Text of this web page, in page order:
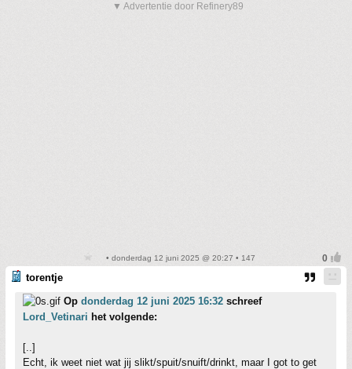
▼ Advertentie door Refinery89
• donderdag 12 juni 2025 @ 20:27 • 147
torentje
Op donderdag 12 juni 2025 16:32 schreef
Lord_Vetinari het volgende:
[..]
Echt, ik weet niet wat jij slikt/spuit/snuift/drinkt, maar I got to get